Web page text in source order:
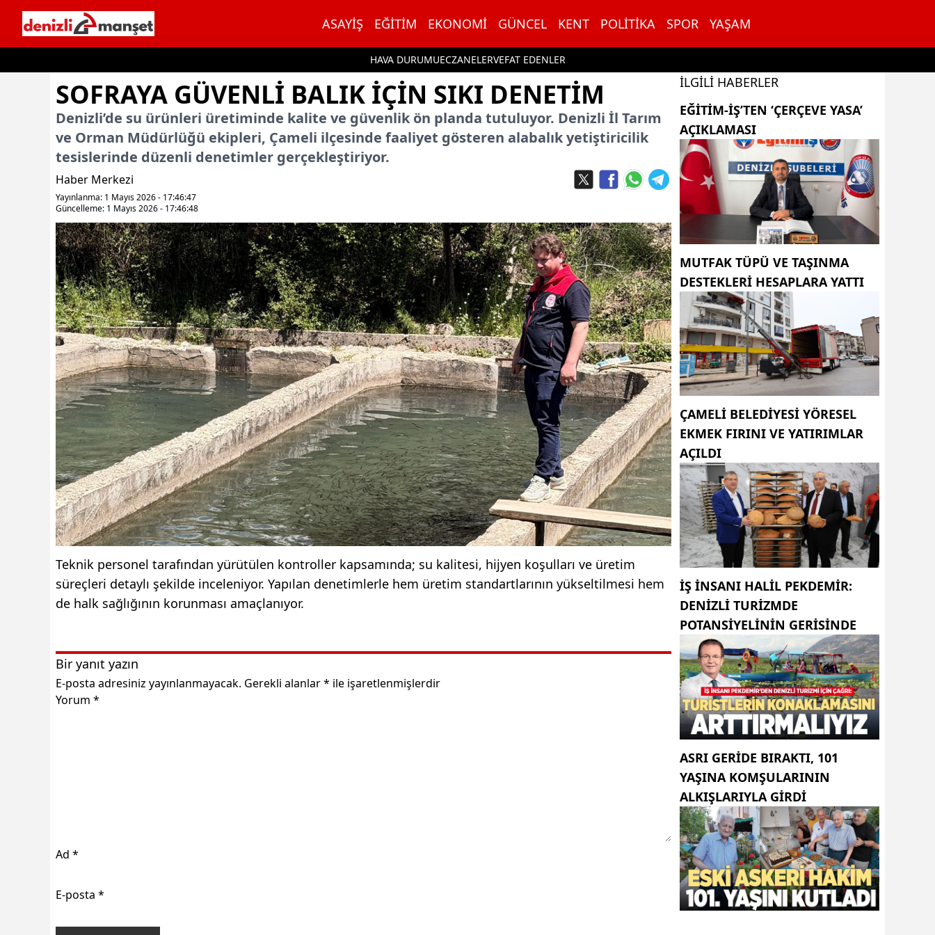
ASAYIŞ EĞITIM EKONOMI GÜNCEL KENT POLITIKA SPOR YAŞAM
HAVA DURUMUECZANELERVEFAT EDENLER
SOFRAYA GÜVENLI BALIK IÇIN SIKI DENETIM
Denizli’de su ürünleri üretiminde kalite ve güvenlik ön planda tutuluyor. Denizli İl Tarım
ve Orman Müdürlüğü ekipleri, Çameli ilçesinde faaliyet gösteren alabalık yetiştiricilik
tesislerinde düzenli denetimler gerçekleştiriyor.
Haber Merkezi
Yayınlanma: 1 Mayıs 2026 - 17:46:47
Güncelleme: 1 Mayıs 2026 - 17:46:48
Teknik personel tarafından yürütülen kontroller kapsamında; su kalitesi, hijyen koşulları ve üretim
süreçleri detaylı şekilde inceleniyor. Yapılan denetimlerle hem üretim standartlarının yükseltilmesi hem
de halk sağlığının korunması amaçlanıyor.
Bir yanıt yazın
E-posta adresiniz yayınlanmayacak. Gerekli alanlar* ile işaretlenmişlerdir
Yorum *
Ad *
E-posta *
İLGILI HABERLER
EĞITIM-İŞ’TEN ‘ÇERÇEVE YASA’
AÇIKLAMASI
MUTFAK TÜPÜ VE TAŞINMA
DESTEKLERI HESAPLARA YATTI
ÇAMELI BELEDIYESI YÖRESEL
EKMEK FIRINI VE YATIRIMLAR
AÇILDI
İŞ INSANI HALIL PEKDEMIR:
DENIZLI TURIZMDE
POTANSIYELININ GERISINDE
ASRI GERIDE BIRAKTI, 101
YAŞINA KOMŞULARININ
ALKIŞLARIYLA GIRDI